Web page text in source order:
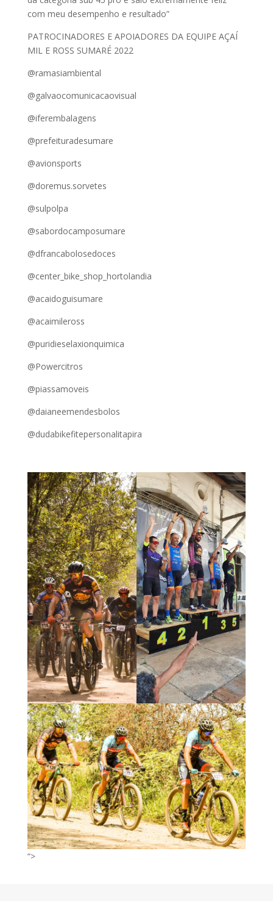
com meu desempenho e resultado”
PATROCINADORES E APOIADORES DA EQUIPE AÇAÍ
MIL E ROSS SUMARÉ 2022
@ramasiambiental
@galvaocomunicacaovisual
@iferembalagens
@prefeituradesumare
@avionsports
@doremus.sorvetes
@sulpolpa
@sabordocamposumare
@dfrancabolosedoces
@center_bike_shop_hortolandia
@acaidoguisumare
@acaimileross
@puridieselaxionquimica
@Powercitros
@piassamoveis
@daianeemendesbolos
@dudabikefitepersonalitapira
“>